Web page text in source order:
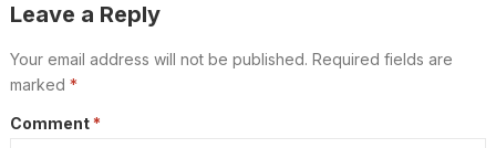
Leave a Reply
Your email address will not be published. Required fields are
marked *
Comment *